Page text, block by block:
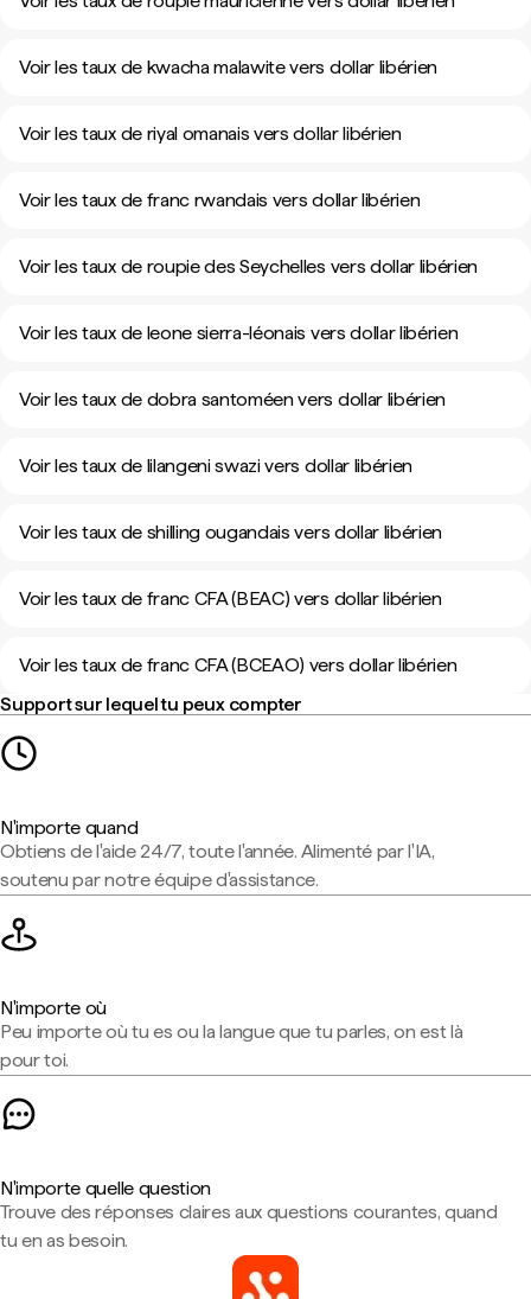
Voir les taux de kwacha malawite vers dollar libérien
Voir les taux de riyal omanais vers dollar libérien
Voir les taux de franc rwandais vers dollar libérien
Voir les taux de roupie des Seychelles vers dollar libérien
Voir les taux de leone sierra-léonais vers dollar libérien
Voir les taux de dobra santoméen vers dollar libérien
Voir les taux de lilangeni swazi vers dollar libérien
Voir les taux de shilling ougandais vers dollar libérien
Voir les taux de franc CFA (BEAC) vers dollar libérien
Voir les taux de franc CFA (BCEAO) vers dollar libérien
Support sur lequel tu peux compter
N'importe quand
Obtiens de l'aide 24/7, toute l'année. Alimenté par l'IA,
soutenu par notre équipe d'assistance.
N'importe où
Peu importe où tu es ou la langue que tu parles, on est là
pour toi.
N'importe quelle question
Trouve des réponses claires aux questions courantes, quand
tu en as besoin.